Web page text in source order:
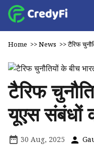
Home >>News >>टैरिफ
टैरिफ
यूएस संबंधों
30 Aug, 2025